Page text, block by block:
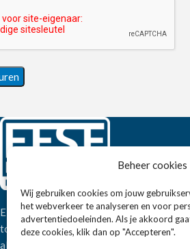
Beheer cookies
Wij gebruiken cookies om jouw
het webverkeer te analyseren en voor
advertentiedoeleinden. Als je akkoord
deze cookies, klik dan op "Accepteren".
Eissens FSE is een horeca
totaalleverancier. U vindt bij ons niet
alleen inspiratie maar ook een breed